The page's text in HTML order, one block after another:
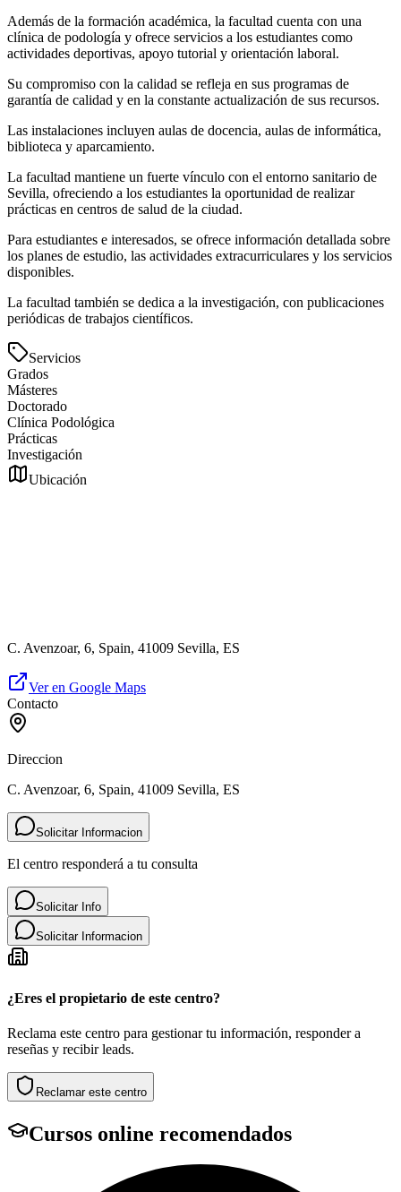
Además de la formación académica, la facultad cuenta con una
clínica de podología y ofrece servicios a los estudiantes como
actividades deportivas, apoyo tutorial y orientación laboral.
Su compromiso con la calidad se refleja en sus programas de
garantía de calidad y en la constante actualización de sus recursos.
Las instalaciones incluyen aulas de docencia, aulas de informática,
biblioteca y aparcamiento.
La facultad mantiene un fuerte vínculo con el entorno sanitario de
Sevilla, ofreciendo a los estudiantes la oportunidad de realizar
prácticas en centros de salud de la ciudad.
Para estudiantes e interesados, se ofrece información detallada sobre
los planes de estudio, las actividades extracurriculares y los servicios
disponibles.
La facultad también se dedica a la investigación, con publicaciones
periódicas de trabajos científicos.
Servicios
Grados
Másteres
Doctorado
Clínica Podológica
Prácticas
Investigación
Ubicación
C. Avenzoar, 6, Spain, 41009 Sevilla, ES
Ver en Google Maps
Contacto
Direccion
C. Avenzoar, 6, Spain, 41009 Sevilla, ES
Solicitar Informacion
El centro responderá a tu consulta
Solicitar Info
Solicitar Informacion
¿Eres el propietario de este centro?
Reclama este centro para gestionar tu información, responder a
reseñas y recibir leads.
Reclamar este centro
Cursos online recomendados